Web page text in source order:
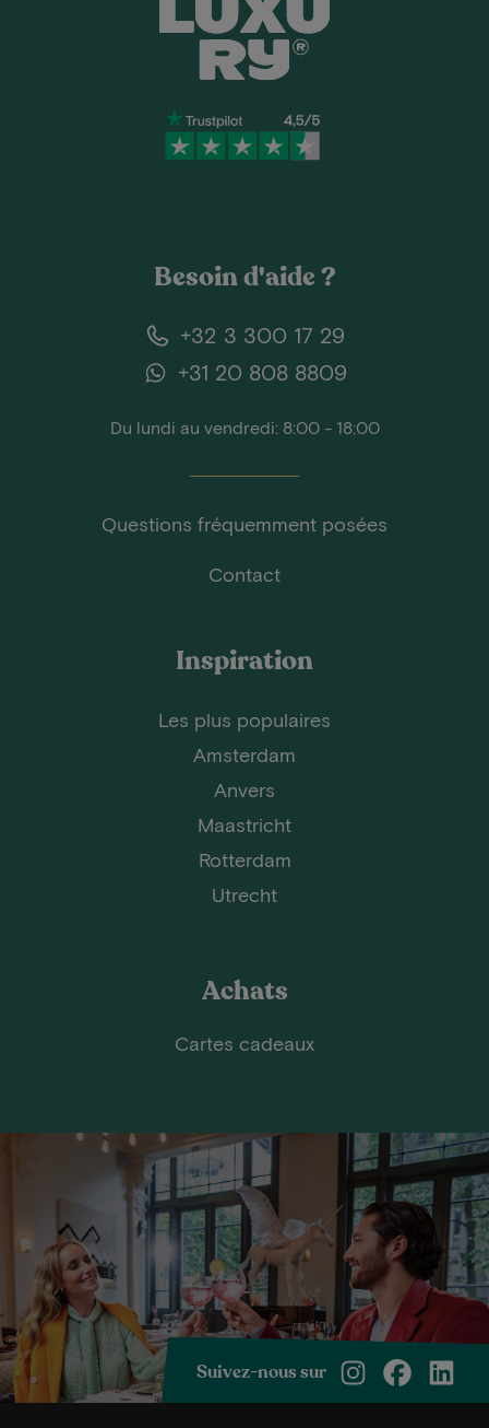
Besoin d'aide ?
+32 3 300 17 29
+31 20 808 8809
Du lundi au vendredi: 8:00 - 18:00
Questions fréquemment posées
Contact
Inspiration
Les plus populaires
Amsterdam
Anvers
Maastricht
Rotterdam
Utrecht
Achats
Cartes cadeaux
Suivez-nous sur